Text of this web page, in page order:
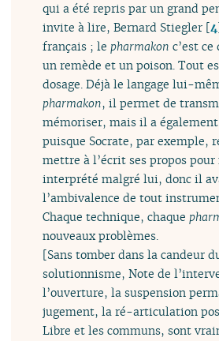
qui a été repris par un grand
invite à lire, Bernard Stiegler [4
français ; le pharmakon c’est
un remède et un poison. Tout
dosage. Déjà le langage lui-
pharmakon, il permet de
mémoriser, mais il a
puisque Socrate, par exemple,
mettre à l’écrit ses propos pour
interprété malgré lui, donc il
l’ambivalence de tout
Chaque technique, chaque
nouveaux problèmes.
[Sans tomber dans la candeur
solutionnisme, Note de
l’ouverture, la suspension
jugement, la ré-articulation
Libre et les communs, sont